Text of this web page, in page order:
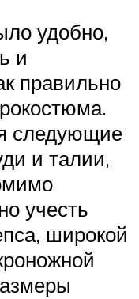
удобно,
и
правильно
следующие
и талии,
учесть
широкой